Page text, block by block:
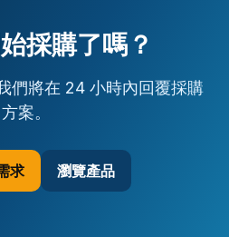
採購了嗎？
們將在 24 小時內回覆採購
方案。
求 瀏覽產品